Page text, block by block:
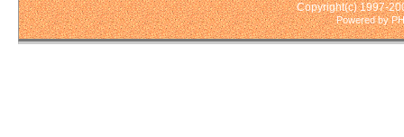
Copyright(c) 1997-
Powered by